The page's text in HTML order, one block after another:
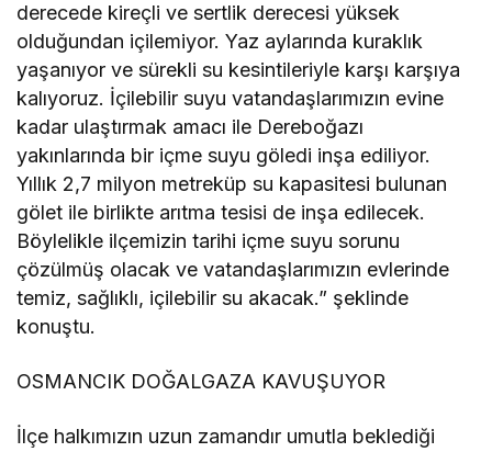
derecede kireçli ve sertlik derecesi yüksek
olduğundan içilemiyor. Yaz aylarında kuraklık
yaşanıyor ve sürekli su kesintileriyle karşı karşıya
kalıyoruz. İçilebilir suyu vatandaşlarımızın evine
kadar ulaştırmak amacı ile Dereboğazı
yakınlarında bir içme suyu göledi inşa ediliyor.
Yıllık 2,7 milyon metreküp su kapasitesi bulunan
gölet ile birlikte arıtma tesisi de inşa edilecek.
Böylelikle ilçemizin tarihi içme suyu sorunu
çözülmüş olacak ve vatandaşlarımızın evlerinde
temiz, sağlıklı, içilebilir su akacak.” şeklinde
konuştu.
OSMANCIK DOĞALGAZA KAVUŞUYOR
İlçe halkımızın uzun zamandır umutla beklediği